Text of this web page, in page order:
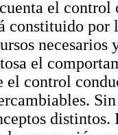
el
constituido por
necesarios
el
el control
distintos.